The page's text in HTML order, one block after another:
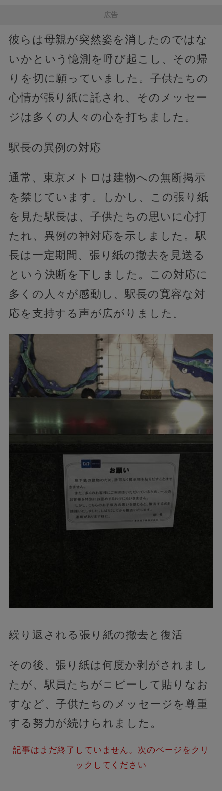
広告
彼らは母親が突然姿を消したのではな
いかという憶測を呼び起こし、その帰
りを切に願っていました。子供たちの
心情が張り紙に託され、そのメッセー
ジは多くの人々の心を打ちました。
駅長の異例の対応
通常、東京メトロは建物への無断掲示
を禁じています。しかし、この張り紙
を見た駅長は、子供たちの思いに心打
たれ、異例の神対応を示しました。駅
長は一定期間、張り紙の撤去を見送る
という決断を下しました。この対応に
多くの人々が感動し、駅長の寛容な対
応を支持する声が広がりました。
繰り返される張り紙の撤去と復活
その後、張り紙は何度か剥がされまし
たが、駅員たちがコピーして貼りなお
すなど、子供たちのメッセージを尊重
する努力が続けられました。
記事はまだ終了していません。次のページをクリ
ックしてください